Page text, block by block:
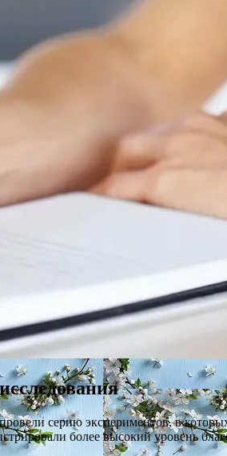
серию экспериментов, в
более высокий уровень